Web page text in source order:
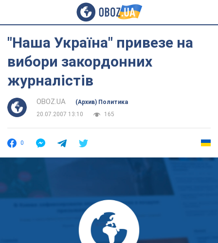
"Наша Україна" привезе на
вибори закордонних
журналістів
OBOZ.UA
(Архив) Политика
20.07.2007 13:10
165
0